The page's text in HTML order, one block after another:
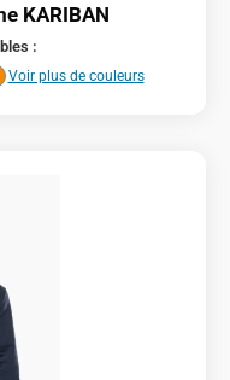
KARIBAN
:
Voir plus de couleurs